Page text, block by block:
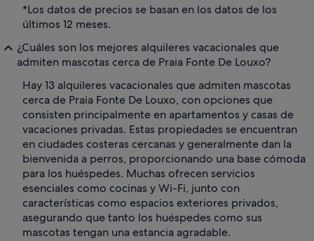
*Los datos de precios se basan en los datos de los
últimos 12 meses.
¿Cuáles son los mejores alquileres vacacionales que
admiten mascotas cerca de Praia Fonte De Louxo?
Hay 13 alquileres vacacionales que admiten mascotas
cerca de Praia Fonte De Louxo, con opciones que
consisten principalmente en apartamentos y casas de
vacaciones privadas. Estas propiedades se encuentran
en ciudades costeras cercanas y generalmente dan la
bienvenida a perros, proporcionando una base cómoda
para los huéspedes. Muchas ofrecen servicios
esenciales como cocinas y Wi-Fi, junto con
características como espacios exteriores privados,
asegurando que tanto los huéspedes como sus
mascotas tengan una estancia agradable.